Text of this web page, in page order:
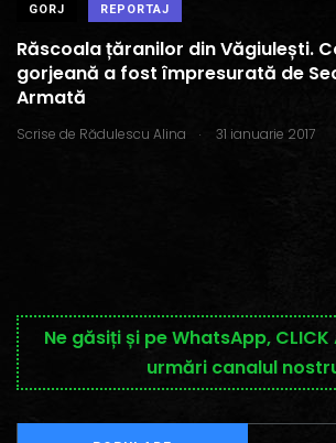
GORJ REPORTAJ
Răscoala țăranilor din Văgiulești.
gorjeană a fost împresurată de
Armată
Scrise de Rădulescu Alina . 31 ianuarie 2017
Ne găsiți și pe WhatsApp,
urmări canalul